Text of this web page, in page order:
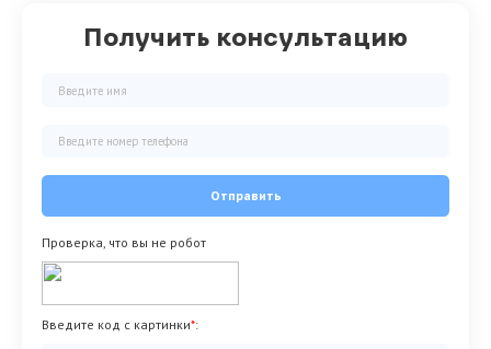
Получить консультацию
Отправить
Проверка, что вы не робот
Введите код с картинки*: